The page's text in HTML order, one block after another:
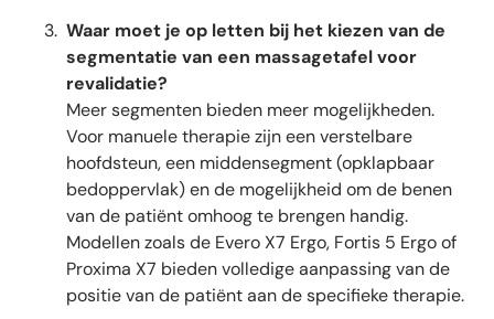
Waar moet je op letten bij het kiezen van de
segmentatie van een massagetafel voor
revalidatie?
Meer segmenten bieden meer mogelijkheden.
Voor manuele therapie zijn een verstelbare
hoofdsteun, een middensegment (opklapbaar
bedoppervlak) en de mogelijkheid om de benen
van de patiënt omhoog te brengen handig.
Modellen zoals de Evero X7 Ergo, Fortis 5 Ergo of
Proxima X7 bieden volledige aanpassing van de
positie van de patiënt aan de specifieke therapie.